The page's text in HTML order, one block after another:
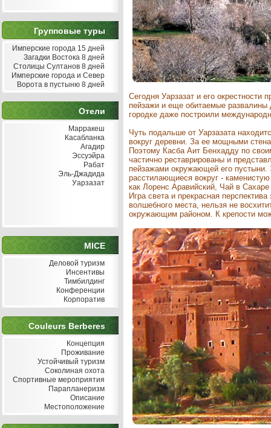
Групповые туры
Имперские города 15 дней
Загадки Востока 8 дней
Столицы Султанов 8 дней
Имперские города и Север
Ворота в пустыню 8 дней
Отели
Марракеш
Касабланка
Агадир
Эссуэйра
Рабат
Эль-Джадида
Уарзазат
MICE
Деловой туризм
Инсентивы
Тимбилдинг
Конференции
Корпоратив
Couleurs Berberes
Концепция
Проживание
Устойчивый туризм
Соколиная охота
Спортивные мероприятия
Парапланеризм
Описание
Местоположение
Сегодня Уарзазат и его окрестности
пейзажи и еще обитаемые развалины
городке даже построили
Чуть подальше от Уарзазата
вокруг деревни. За ее мощными
Поэтому Касба Аит Бенхадду по
частично реставрированы и
пейзажами окружающей его пустыни.
расстилающиеся вокруг -
как Лоренс Аравийский, Чай в Сахаре
Игра света и прекрасная
волшебного места, нельзя не
окружающим районом. К крепости